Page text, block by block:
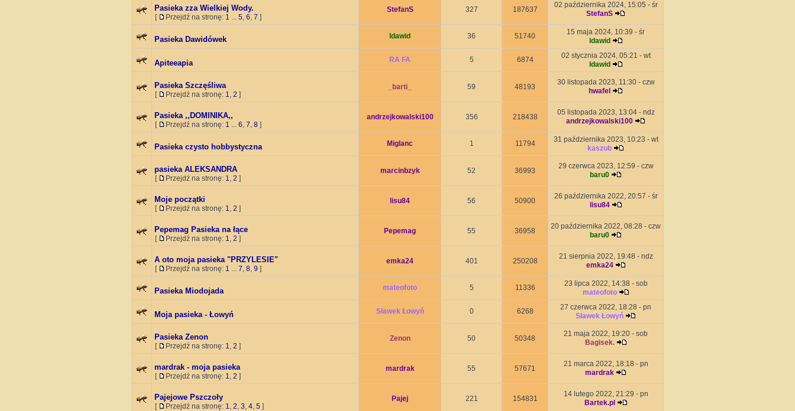
Pasieka zza Wielkiej Wody.
[ Przejdź na stronę: 1 ... 5, 6, 7 ]
StefanS 327 187637
02 października 2024, 15:05 - śr
StefanS
Pasieka Dawidówek ldawid 36 51740
15 maja 2024, 10:39 - śr
ldawid
Apiteeapia RA FA 5 6874
02 stycznia 2024, 05:21 - wt
ldawid
Pasieka Szczęśliwa
[ Przejdź na stronę: 1, 2 ]
_barti_ 59 48193
30 listopada 2023, 11:30 - czw
hwafel
Pasieka ,,DOMINIKA,,
[ Przejdź na stronę: 1 ... 6, 7, 8 ]
andrzejkowalski100 356 218438
05 listopada 2023, 13:04 - ndz
andrzejkowalski100
Pasieka czysto hobbystyczna Miglanc 1 11794
31 października 2023, 10:23 - wt
kaszub
pasieka ALEKSANDRA
[ Przejdź na stronę: 1, 2 ]
marcinbzyk 52 36993
29 czerwca 2023, 12:59 - czw
baru0
Moje początki
[ Przejdź na stronę: 1, 2 ]
lisu84 56 50900
26 października 2022, 20:57 - śr
lisu84
Pepemag Pasieka na łące
[ Przejdź na stronę: 1, 2 ]
Pepemag 55 36958
20 października 2022, 08:28 - czw
baru0
A oto moja pasieka "PRZYLESIE"
[ Przejdź na stronę: 1 ... 7, 8, 9 ]
emka24 401 250208
21 sierpnia 2022, 19:48 - ndz
emka24
Pasieka Miodojada mateofoto 5 11336
23 lipca 2022, 14:38 - sob
mateofoto
Moja pasieka - Łowyń Sławek Łowyń 0 6268
27 czerwca 2022, 18:28 - pn
Sławek Łowyń
Pasieka Zenon
[ Przejdź na stronę: 1, 2 ]
Zenon 50 50348
21 maja 2022, 19:20 - sob
Bagisek.
mardrak - moja pasieka
[ Przejdź na stronę: 1, 2 ]
mardrak 55 57671
21 marca 2022, 18:18 - pn
mardrak
Pajejowe Pszczoły
[ Przejdź na stronę: 1, 2, 3, 4, 5 ]
Pajej 221 154831
14 lutego 2022, 21:29 - pn
Bartek.pl